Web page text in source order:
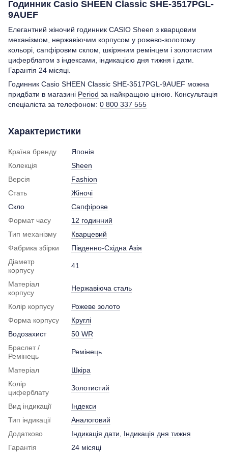
Годинник Casio SHEEN Classic SHE-3517PGL-
9AUEF
Елегантний жіночий годинник CASIO Sheen з кварцовим
механізмом, нержавіючим корпусом у рожево-золотому
кольорі, сапфіровим склом, шкіряним ремінцем і золотистим
циферблатом з індексами, індикацією дня тижня і дати.
Гарантія 24 місяці.
Годинник Casio SHEEN Classic SHE-3517PGL-9AUEF можна
придбати в магазині Period за найкращою ціною. Консультація
спеціаліста за телефоном: 0 800 337 555
Характеристики
Країна бренду
Японія
Колекція
Sheen
Версія
Fashion
Стать
Жіночі
Скло
Сапфірове
Формат часу
12 годинний
Тип механізму
Кварцевий
Фабрика збірки
Південно-Східна Азія
Діаметр
корпусу
41
Матеріал
корпусу
Нержавіюча сталь
Колір корпусу
Рожеве золото
Форма корпусу
Круглі
Водозахист
50 WR
Браслет /
Ремінець
Ремінець
Матеріал
Шкіра
Колір
циферблату
Золотистий
Вид індикації
Індекси
Тип індикації
Аналоговий
Додатково
Індикація дати
Індикація дня тижня
Гарантія
24 місяці